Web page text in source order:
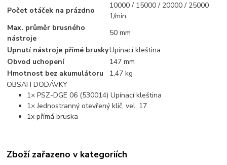
Počet otáček na prázdno
10000 / 15000 / 20000 / 25000
1/min
Max. průměr brusného
nástroje
50 mm
Upnutí nástroje přímé bruskyUpínací kleština
Obvod uchopení
147 mm
Hmotnost bez akumulátoru
1,47 kg
OBSAH DODÁVKY
1× PSZ-DGE 06 (530014) Upínací kleština
1× Jednostranný otevřený klíč, vel. 17
1x přímá bruska
Zboží zařazeno v kategoriích